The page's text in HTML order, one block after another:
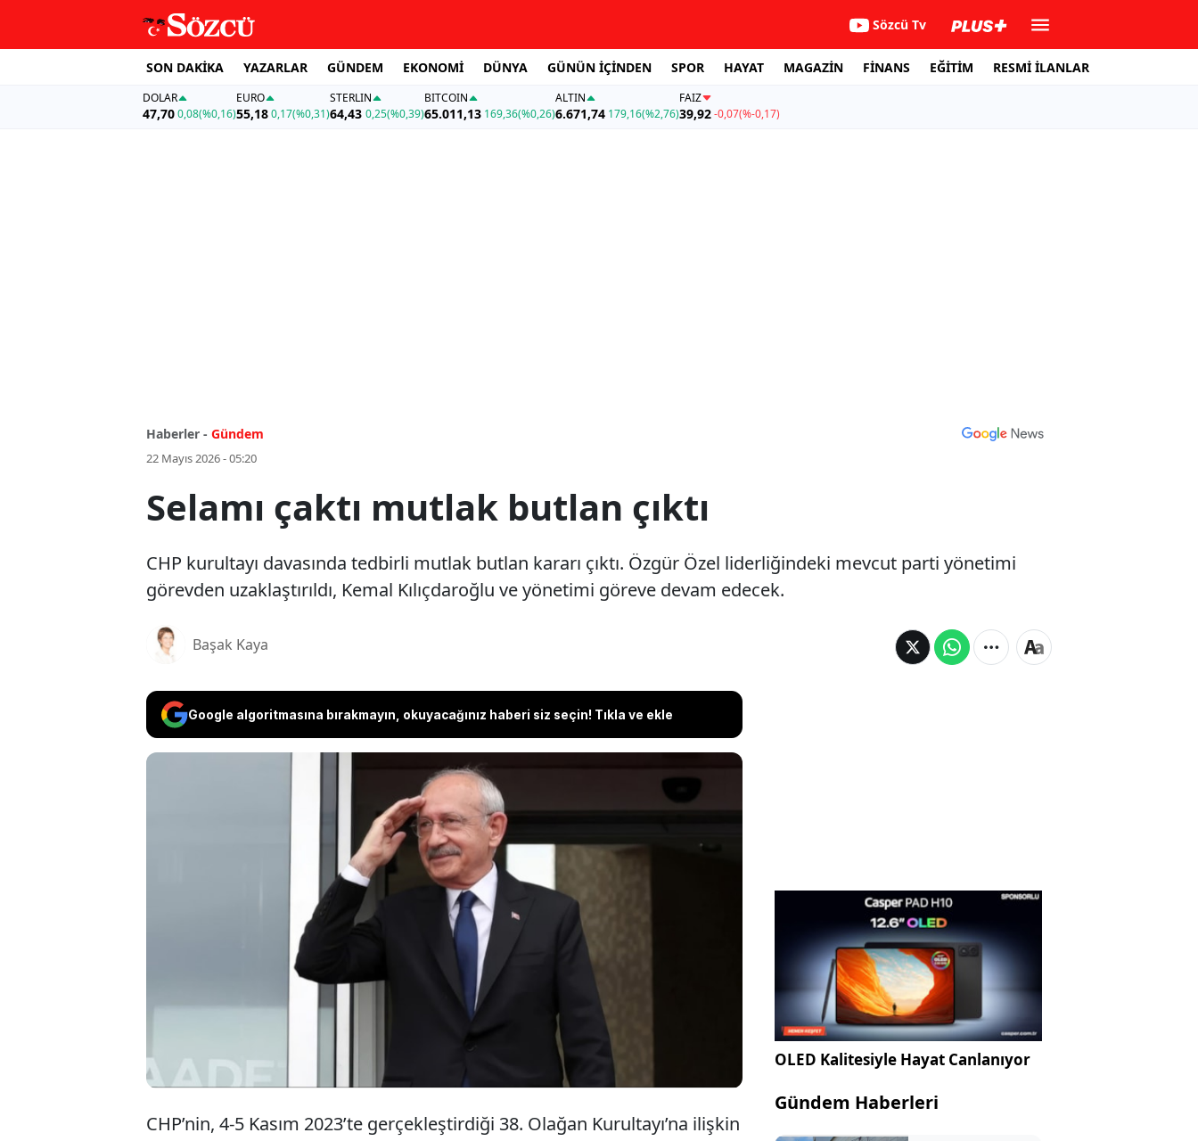
Sözcü Tv
SON DAKİKA YAZARLAR GÜNDEM EKONOMİ DÜNYA GÜNÜN İÇİNDEN SPOR HAYAT MAGAZİN FİNANS EĞİTİM RESMİ İLANLAR
DOLAR
47,700,08(%0,16)
EURO
55,18 0,17(%0,31)
STERLIN
64,43 0,25(%0,39)
BITCOIN
65.011,13 169,36(%0,26)
ALTIN
6.671,74 179,16(%2,76)
FAİZ
39,92-0,07(%-0,17)
Haberler - Gündem
22 Mayıs 2026 - 05:20
Selamı çaktı mutlak butlan çıktı
CHP kurultayı davasında tedbirli mutlak butlan kararı çıktı. Özgür Özel liderliğindeki mevcut parti yönetimi
görevden uzaklaştırıldı, Kemal Kılıçdaroğlu ve yönetimi göreve devam edecek.
Başak Kaya
Google algoritmasına bırakmayın, okuyacağınız haberi siz seçin! Tıkla ve ekle
CHP kurultayı davasında tedbirli mutlak butlan kararı çıktı.
Özgür Özel liderliğindeki mevcut parti yönetimi görevden
uzaklaştırıldı, Kemal Kılıçdaroğlu ve yönetimi göreve devam
CHP’nin, 4-5 Kasım 2023’te gerçekleştirdiği 38. Olağan Kurultayı’na ilişkin
OLED Kalitesiyle Hayat Canlanıyor
Gündem Haberleri